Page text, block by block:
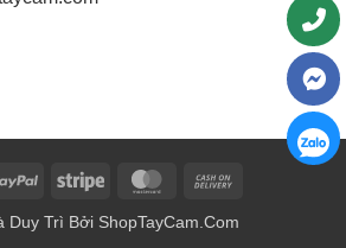
PayPal Stripe MasterCard
Delivery
Duy Trì Bởi ShopTayCam.Com